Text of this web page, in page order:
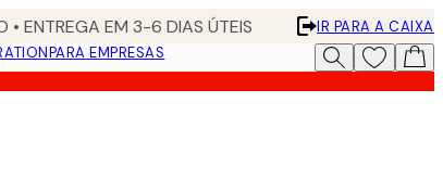
• ENTREGA EM 3-6 DIAS ÚTEIS
IR PARA A CAIXA
PARA EMPRESAS